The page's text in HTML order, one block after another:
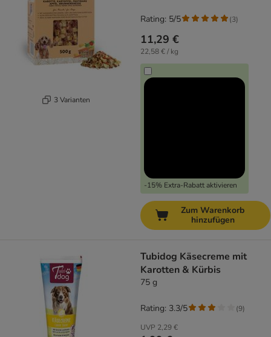
3 Varianten
11,29 €
22,58 € / kg
-15% Extra-Rabatt aktivieren
Rating: 5/5 (3)
Zum Warenkorb
hinzufügen
Tubidog Käsecreme mit
Karotten & Kürbis
75 g
UVP 2,29 €
Rating: 3.3/5 (9)